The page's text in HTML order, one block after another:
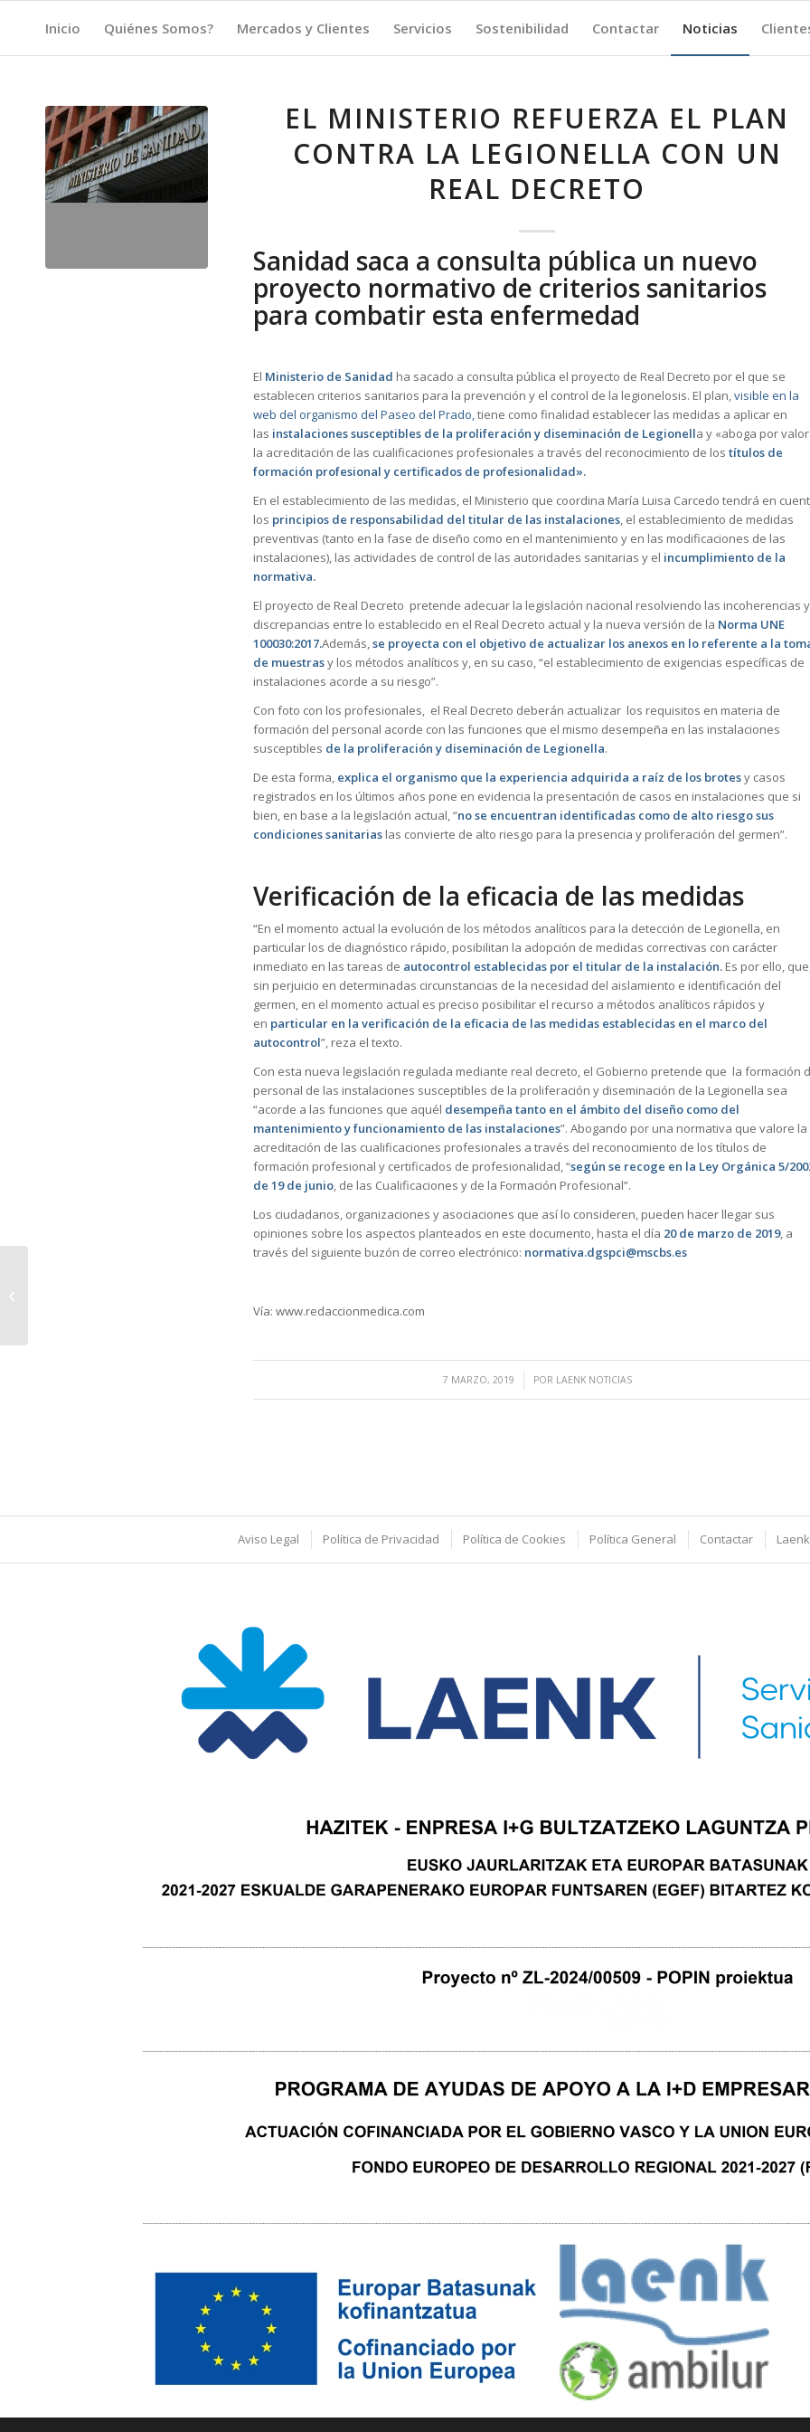
Inicio Quiénes Somos? Mercados y Clientes Servicios Sostenibilidad Contactar Noticias
EL MINISTERIO REFUERZA EL PLAN
CONTRA LA LEGIONELLA CON UN
REAL DECRETO
Sanidad saca a consulta pública un nuevo
proyecto normativo de criterios sanitarios
para combatir esta enfermedad
El Ministerio de Sanidad ha sacado a consulta pública el proyecto de Real Decreto por el que se
establecen criterios sanitarios para la prevención y el control de la legionelosis. El plan,visible en la
web del organismo del Paseo del Prado,tiene como finalidad establecer las medidas a aplicar en
las instalaciones susceptibles de la proliferación y diseminación de Legionella y «aboga por
la acreditación de las cualificaciones profesionales a través del reconocimiento de los títulos de
formación profesional y certificados de profesionalidad».
En el establecimiento de las medidas, el Ministerio que coordina María Luisa Carcedo tendrá en
los principios de responsabilidad del titular de las instalaciones, el establecimiento de medidas
preventivas (tanto en la fase de diseño como en el mantenimiento y en las modificaciones de las
instalaciones), las actividades de control de las autoridades sanitarias y el incumplimiento de la
normativa.
El proyecto de Real Decreto pretende adecuar la legislación nacional resolviendo las incoherencias y
discrepancias entre lo establecido en el Real Decreto actual y la nueva versión de la Norma UNE
100030:2017.Además,se proyecta con el objetivo de actualizar los anexos en lo referente a la
de muestrasy los métodos analíticos y, en su caso, “el establecimiento de exigencias específicas de
instalaciones acorde a su riesgo”.
Con foto con los profesionales, el Real Decreto deberán actualizar los requisitos en materia de
formación del personal acorde con las funciones que el mismo desempeña en las instalaciones
susceptibles de la proliferación y diseminación de Legionella.
De esta forma, explica el organismo que la experiencia adquirida a raíz de los brotesy casos
registrados en los últimos años pone en evidencia la presentación de casos en instalaciones que si
bien, en base a la legislación actual, “no se encuentran identificadas como de alto riesgo sus
condiciones sanitarias las convierte de alto riesgo para la presencia y proliferación del germen”.
Verificación de la eficacia de las medidas
“En el momento actual la evolución de los métodos analíticos para la detección de Legionella, en
particular los de diagnóstico rápido, posibilitan la adopción de medidas correctivas con carácter
inmediato en las tareas de autocontrol establecidas por el titular de la instalación. Es por ello,
sin perjuicio en determinadas circunstancias de la necesidad del aislamiento e identificación del
germen, en el momento actual es preciso posibilitar el recurso a métodos analíticos rápidos y
en particular en la verificación de la eficacia de las medidas establecidas en el marco del
autocontrol”, reza el texto.
Con esta nueva legislación regulada mediante real decreto, el Gobierno pretende que la formación
personal de las instalaciones susceptibles de la proliferación y diseminación de la Legionella sea
“acorde a las funciones que aquél desempeña tanto en el ámbito del diseño como del
mantenimiento y funcionamiento de las instalaciones”. Abogando por una normativa que valore la
acreditación de las cualificaciones profesionales a través del reconocimiento de los títulos de
formación profesional y certificados de profesionalidad, “según se recoge en la Ley Orgánica 5/
de 19 de junio, de las Cualificaciones y de la Formación Profesional”.
Los ciudadanos, organizaciones y asociaciones que así lo consideren, pueden hacer llegar sus
opiniones sobre los aspectos planteados en este documento, hasta el día 20 de marzo de 2019, a
través del siguiente buzón de correo electrónico: normativa.dgspci@mscbs.es
Vía: www.redaccionmedica.com
7 MARZO, 2019
/ POR LAENK NOTICIAS
Aviso Legal Política de Privacidad Política de Cookies Política General Contactar